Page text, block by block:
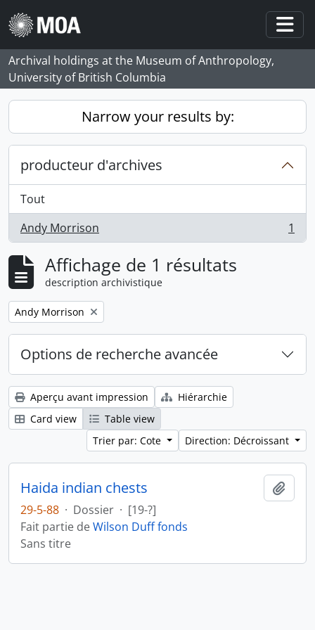
Skip to main content
Archival holdings at the Museum of Anthropology,
University of British Columbia
Narrow your results by:
producteur d'archives
Tout
Andy Morrison
, 1 résultats 1
Affichage de 1 résultats
description archivistique
Remove filter:
Andy Morrison
Options de recherche avancée
Aperçu avant impression
Hiérarchie
Card view
Table view
Trier par: Cote
Direction: Décroissant
Haida indian chests
29-5-88 · Dossier · [19-?]
Fait partie deWilson Duff fonds
Sans titre